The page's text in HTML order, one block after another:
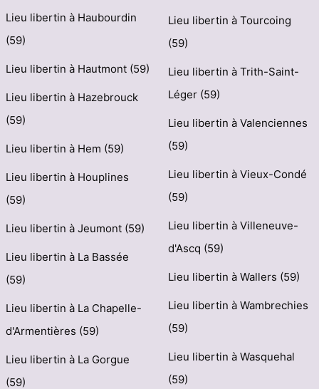
Lieu libertin à Haubourdin
(59)
Lieu libertin à Hautmont (59)
Lieu libertin à Hazebrouck
(59)
Lieu libertin à Hem (59)
Lieu libertin à Houplines
(59)
Lieu libertin à Jeumont (59)
Lieu libertin à La Bassée
(59)
Lieu libertin à La Chapelle-
d'Armentières (59)
Lieu libertin à La Gorgue
(59)
Lieu libertin à Tourcoing
(59)
Lieu libertin à Trith-Saint-
Léger (59)
Lieu libertin à Valenciennes
(59)
Lieu libertin à Vieux-Condé
(59)
Lieu libertin à Villeneuve-
d'Ascq (59)
Lieu libertin à Wallers (59)
Lieu libertin à Wambrechies
(59)
Lieu libertin à Wasquehal
(59)